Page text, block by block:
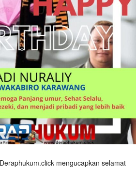
mengucapkan selamat